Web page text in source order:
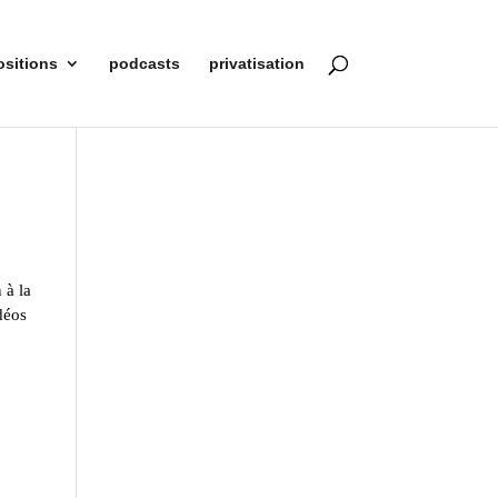
podcasts privatisation
à la